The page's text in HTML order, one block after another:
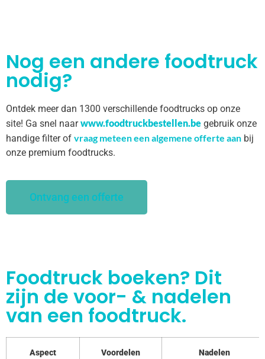
Nog een andere foodtruck
nodig?
Ontdek meer dan 1300 verschillende foodtrucks op onze
site! Ga snel naarwww.foodtruckbestellen.be gebruik onze
handige filter of vraag meteen een algemene offerte aan bij
onze premium foodtrucks.
Ontvang een offerte
Foodtruck boeken? Dit
zijn de voor- & nadelen
van een foodtruck.
Aspect Voordelen Nadelen